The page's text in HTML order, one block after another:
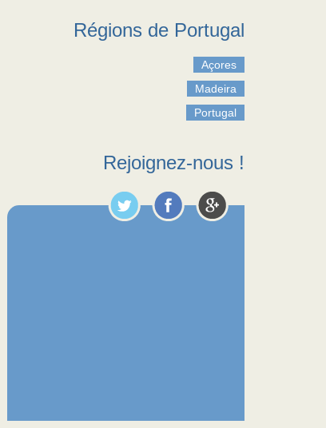
Régions de Portugal
Açores
Madeira
Portugal
Rejoignez-nous !